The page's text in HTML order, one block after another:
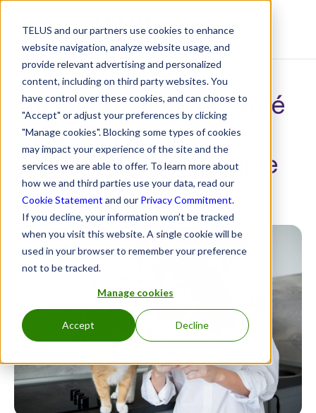
TELUS and our partners use cookies to enhance
website navigation, analyze website usage, and
provide relevant advertising and personalized
content, including on third party websites. You
have control over these cookies, and can choose to
"Accept" or adjust your preferences by clicking
"Manage cookies". Blocking some types of cookies
may impact your experience of the site and the
services we are able to offer. To learn more about
how we and third parties use your data, read our
Cookie Statement and our Privacy Commitment.
If you decline, your information won’t be tracked
when you visit this website. A single cookie will be
used in your browser to remember your preference
not to be tracked.
Manage cookies
Accept Decline
Centre de ressources
4 avantages de la santé
virtuelle pour les
animaux de compagnie
25 mai 2023